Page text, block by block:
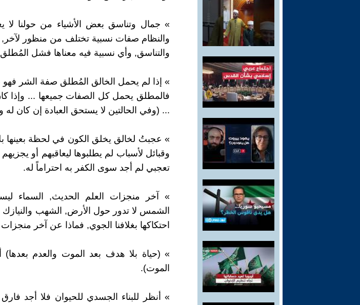
» جمال وتناسق بعض الأشياء من حولنا لا
والنظام صفات نسبية تختلف من منظور
والتناسق, وأي نسبية فيه معناها فشل
» إذا لم يحمل الخالق المُطلق صفة الشر فهو
فالمطلق يحمل كل الصفات جميعها ... وإذا
... (وفي الحالتين لا يستحق العبادة إن كان له
» عجبتُ لخالق يخلق الكون في لحظة
وقبائل لأسباب لم يطلبوها ليعاقبهم أو يجزيهم
تعجبي لم أجد سوى الكفر به احتراماً له.
» آخر منجزات العلم الحديث,
الشمس لا تدور حول الأرض, الشهب
احتكاكها بغلافنا الجوي, فماذا عن آخر
» (حياة بلا هدف بعد الموت والعدم
الموت).
» أنظر للبناء الجسدي للحيوان فلا أجد